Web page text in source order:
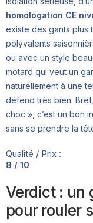
homologation CE
existe des gants plus
polyvalents
ou avec un style
motard qui veut un
naturellement à une
défend très bien.
choc », c’est un bon
sans se prendre la
Qualité / Prix :
8 / 10
Verdict : un
pour rouler